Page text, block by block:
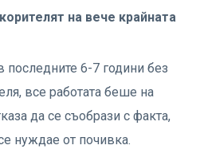
на вече крайната
последните 6-7 години без
все работата беше на
да се съобрази с факта,
нуждае от почивка.